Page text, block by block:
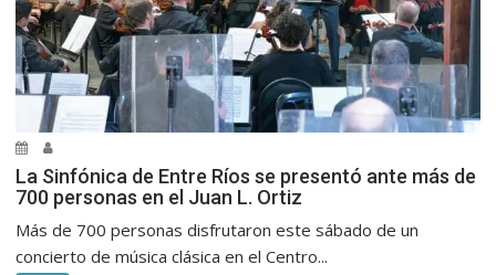
La Sinfónica de Entre Ríos se presentó ante más de
700 personas en el Juan L. Ortiz
Más de 700 personas disfrutaron este sábado de un
concierto de música clásica en el Centro...